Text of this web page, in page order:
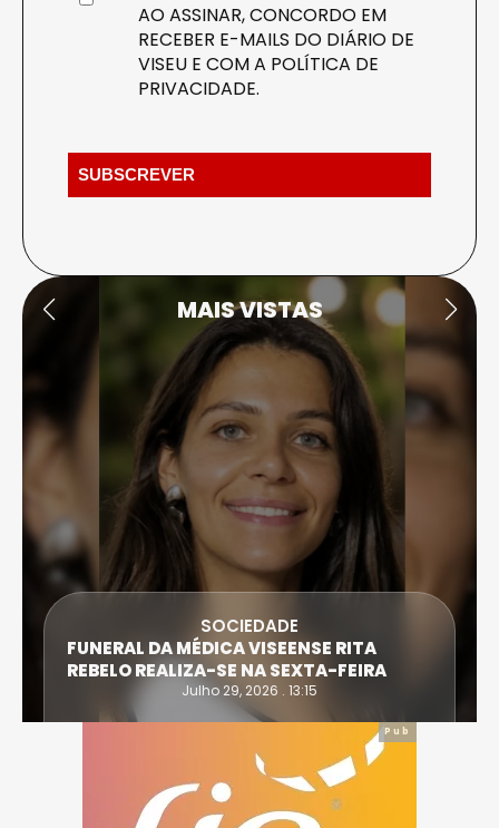
AO ASSINAR, CONCORDO EM
RECEBER E-MAILS DO DIÁRIO DE
VISEU E COM A POLÍTICA DE
PRIVACIDADE.
MAIS VISTAS
SOCIEDADE
FUNERAL DA MÉDICA VISEENSE RITA
REBELO REALIZA-SE NA SEXTA-FEIRA
Julho 29, 2026 . 13:15
Pub